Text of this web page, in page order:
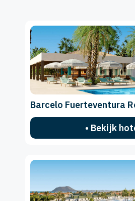
Barcelo Fuerteventura
• Bekijk